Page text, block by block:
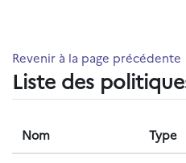
Revenir à la page précédente
Liste des
Nom Type